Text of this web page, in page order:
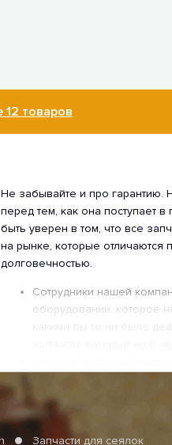
12 товаров
Не забывайте и про гарантию.
перед тем, как она поступает
быть уверен в том, что все
на рынке, которые отличаются
долговечностью.
Сотрудники нашей
оборудовании, которое
претензий. Это очень
Огромное значение
выпуска запчастей.
Запчасти для сеялок